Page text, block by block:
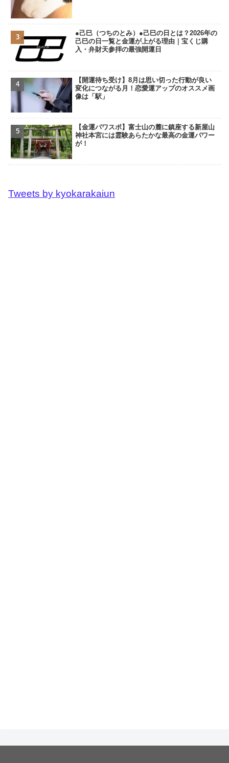
●己巳（つちのとみ）●己巳の日とは？2026年の
己巳の日一覧と金運が上がる理由｜宝くじ購
入・弁財天参拝の最強開運日
【開運待ち受け】8月は思い切った行動が良い
変化につながる月！恋愛運アップのオススメ画
像は「駅」
【金運パワスポ】富士山の麓に鎮座する新屋山
神社本宮には霊験あらたかな最高の金運パワー
が！
Tweets by kyokarakaiun